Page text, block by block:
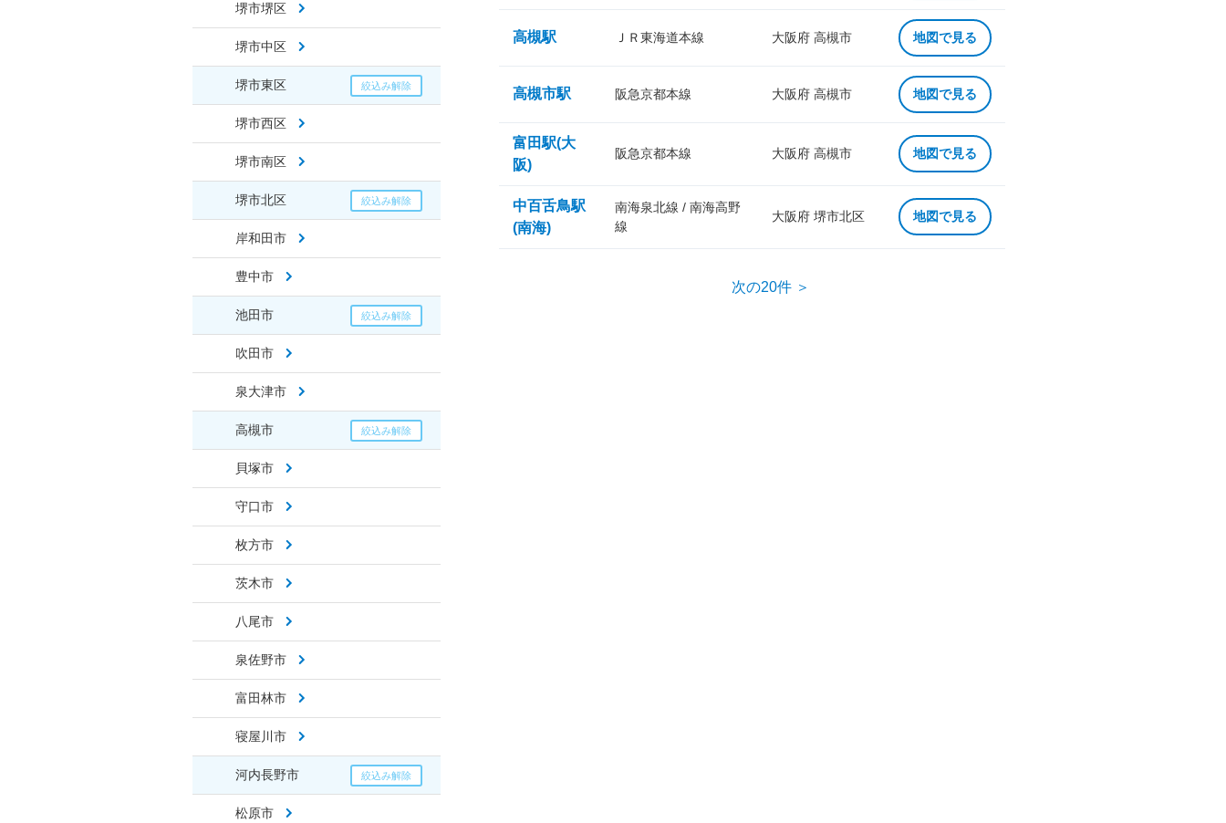
堺市堺区
堺市中区
堺市東区
堺市西区
堺市南区
堺市北区
岸和田市
豊中市
池田市
吹田市
泉大津市
高槻市
貝塚市
守口市
枚方市
茨木市
八尾市
泉佐野市
富田林市
寝屋川市
河内長野市
松原市
高槻駅 ＪＲ東海道本線 大阪府 高槻市 地図で見る
高槻市駅 阪急京都本線 大阪府 高槻市 地図で見る
富田駅(大
阪)
阪急京都本線 大阪府 高槻市 地図で見る
中百舌鳥駅
(南海)
南海泉北線 / 南海高野
線
大阪府 堺市北区 地図で見る
次の20件 ＞